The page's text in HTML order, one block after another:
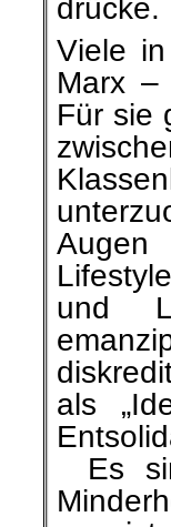
Viele
Marx –
Für sie
und
als
…Es
– es ist